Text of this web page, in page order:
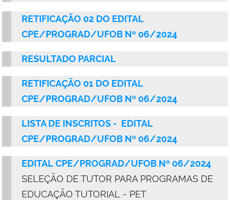
RETIFICAÇÃO 02 DO EDITAL
CPE/PROGRAD/UFOB Nº 06/2024
RESULTADO PARCIAL
RETIFICAÇÃO 01 DO EDITAL
CPE/PROGRAD/UFOB Nº 06/2024
LISTA DE INSCRITOS - EDITAL
CPE/PROGRAD/UFOB Nº 06/2024
EDITAL CPE/PROGRAD/UFOB Nº 06/2024
SELEÇÃO DE TUTOR PARA PROGRAMAS DE
EDUCAÇÃO TUTORIAL - PET